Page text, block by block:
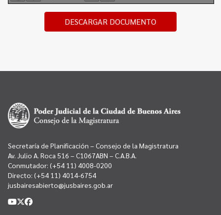
DESCARGAR DOCUMENTO
Secretaría de Planificación – Consejo de la Magistratura
Av. Julio A. Roca 516 – C1067ABN – C.A.B.A.
Conmutador: (+54 11) 4008-0200
Directo: (+54 11) 4014-6754
jusbairesabierto@jusbaires.gob.ar